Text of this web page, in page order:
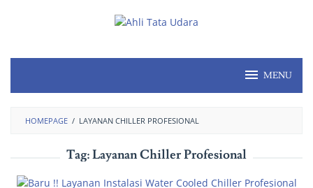
MENU
HOMEPAGE / LAYANAN CHILLER PROFESIONAL
Tag:Layanan Chiller Profesional